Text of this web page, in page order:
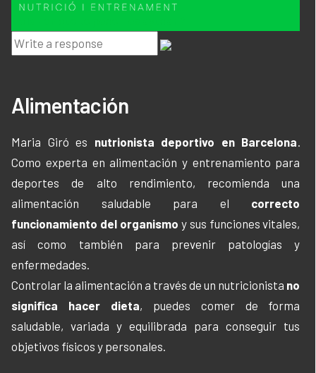
Alimentación
Maria Giró es nutrionista deportivo en Barcelona.
Como experta en alimentación y entrenamiento para
deportes de alto rendimiento, recomienda una
alimentación saludable para el correcto
funcionamiento del organismo y sus funciones vitales,
así como también para prevenir patologías y
enfermedades.
Controlar la alimentación a través de un nutricionista no
significa hacer dieta, puedes comer de forma
saludable, variada y equilibrada para conseguir tus
objetivos físicos y personales.